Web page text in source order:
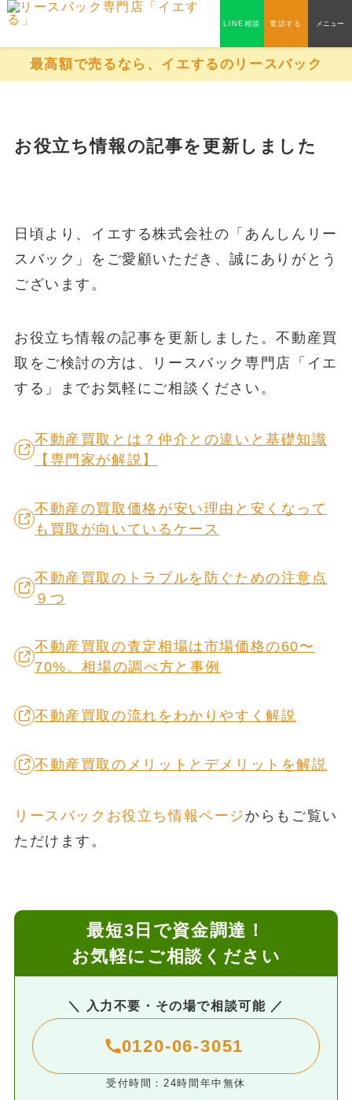
LINE相談 電話する メニュー
最高額で売るなら、イエするのリースバック
お役立ち情報の記事を更新しました
日頃より、イエする株式会社の「あんしんリー
スバック」をご愛顧いただき、誠にありがとう
ございます。
お役立ち情報の記事を更新しました。不動産買
取をご検討の方は、リースバック専門店「イエ
する」までお気軽にご相談ください。
不動産買取とは？仲介との違いと基礎知識
【専門家が解説】
不動産の買取価格が安い理由と安くなって
も買取が向いているケース
不動産買取のトラブルを防ぐための注意点
９つ
不動産買取の査定相場は市場価格の60〜
70%。相場の調べ方と事例
不動産買取の流れをわかりやすく解説
不動産買取のメリットとデメリットを解説
リースバックお役立ち情報ページ からもご覧い
ただけます。
最短3日で資金調達！
お気軽にご相談ください
＼ 入力不要・その場で相談可能 ／
0120-06-3051
受付時間：24時間年中無休